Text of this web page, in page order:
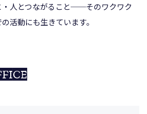
・人とつながること──そのワクワク
活動にも生きています。